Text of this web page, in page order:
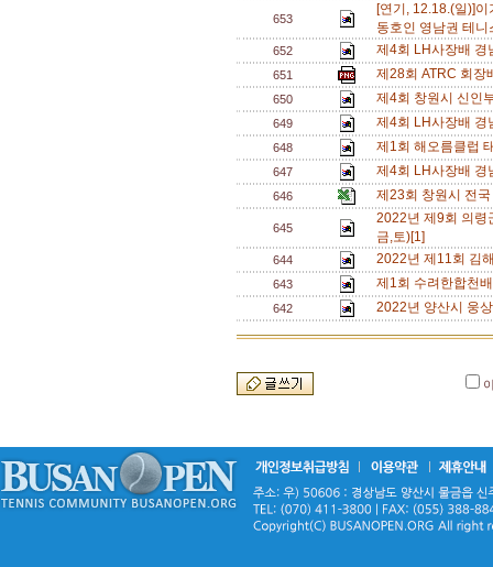
653
[연기, 12.18.(일)]
동호인 영남권 테
652 제4회 LH사장배
651 제28회 ATRC 회장
650 제4회 창원시 신인
649 제4회 LH사장배
648 제1회 해오름클럽
647 제4회 LH사장배
646 제23회 창원시 전
645
2022년 제9회 의령
금,토)[1]
644 2022년 제11회 김
643 제1회 수려한합천
642 2022년 양산시 웅